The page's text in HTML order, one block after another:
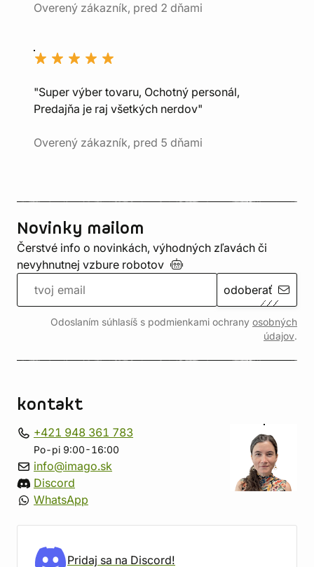
Overený zákazník, pred 2 dňami
"Super výber tovaru, Ochotný personál,
Predajňa je raj všetkých nerdov"
Overený zákazník, pred 5 dňami
Novinky mailom
Čerstvé info o novinkách, výhodných zľavách či
nevyhnutnej vzbure robotov
odoberať
Odoslaním súhlasíš s podmienkami ochrany osobných
údajov.
kontakt
+421 948 361 783
Po-pi 9:00-16:00
info@imago.sk
Discord
WhatsApp
Pridaj sa na Discord!